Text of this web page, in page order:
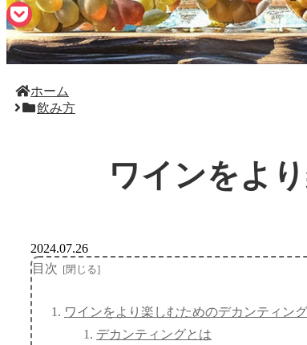
ホーム
飲み方
ワインをよ
2024.07.26
目次
ワインをより楽しむためのデカンティング
デカンティングとは
Email
Pocket